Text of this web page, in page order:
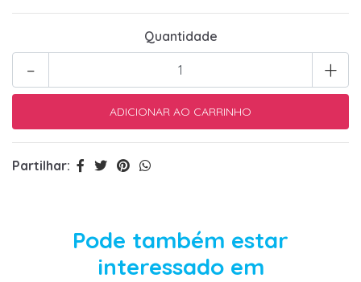
Quantidade
+
-
Partilhar:
Pode também estar
interessado em